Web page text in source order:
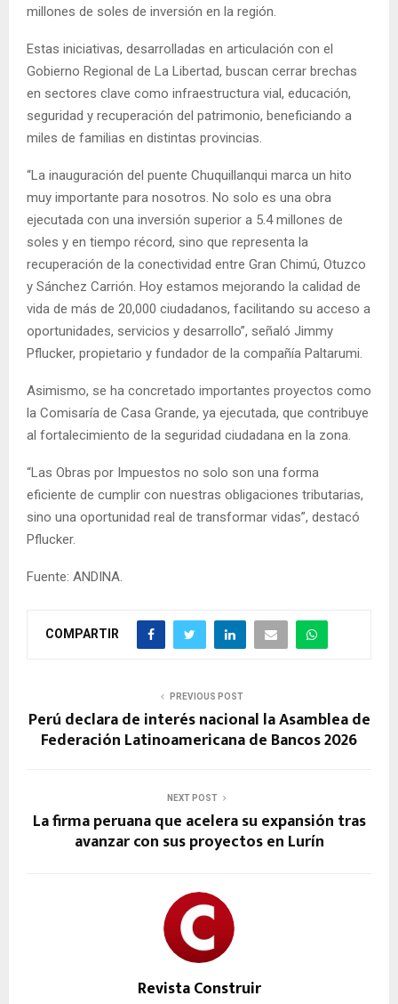
millones de soles de inversión en la región.
Estas iniciativas, desarrolladas en articulación con el
Gobierno Regional de La Libertad, buscan cerrar brechas
en sectores clave como infraestructura vial, educación,
seguridad y recuperación del patrimonio, beneficiando a
miles de familias en distintas provincias.
“La inauguración del puente Chuquillanqui marca un hito
muy importante para nosotros. No solo es una obra
ejecutada con una inversión superior a 5.4 millones de
soles y en tiempo récord, sino que representa la
recuperación de la conectividad entre Gran Chimú, Otuzco
y Sánchez Carrión. Hoy estamos mejorando la calidad de
vida de más de 20,000 ciudadanos, facilitando su acceso a
oportunidades, servicios y desarrollo”, señaló Jimmy
Pflucker, propietario y fundador de la compañía Paltarumi.
Asimismo, se ha concretado importantes proyectos como
la Comisaría de Casa Grande, ya ejecutada, que contribuye
al fortalecimiento de la seguridad ciudadana en la zona.
“Las Obras por Impuestos no solo son una forma
eficiente de cumplir con nuestras obligaciones tributarias,
sino una oportunidad real de transformar vidas”, destacó
Pflucker.
Fuente: ANDINA.
COMPARTIR
PREVIOUS POST
Perú declara de interés nacional la Asamblea de
Federación Latinoamericana de Bancos 2026
NEXT POST
La firma peruana que acelera su expansión tras
avanzar con sus proyectos en Lurín
Revista Construir